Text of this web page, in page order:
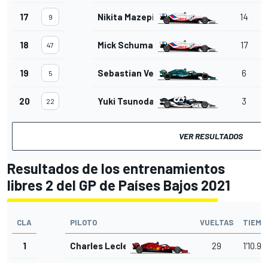
17 9 Nikita Mazepin 14
18 47 Mick Schumacher 17
19 5 Sebastian Vettel 6
20 22 Yuki Tsunoda 3
VER RESULTADOS
Resultados de los entrenamientos
libres 2 del GP de Países Bajos 2021
CLA PILOTO VUELTAS
1 Charles Leclerc 29